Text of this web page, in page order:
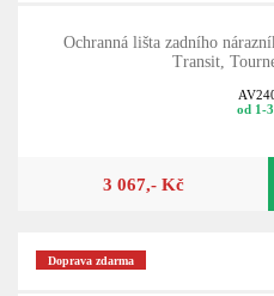
Ochranná lišta zadního
Transit,
od 1-
3 067,- Kč
Doprava zdarma